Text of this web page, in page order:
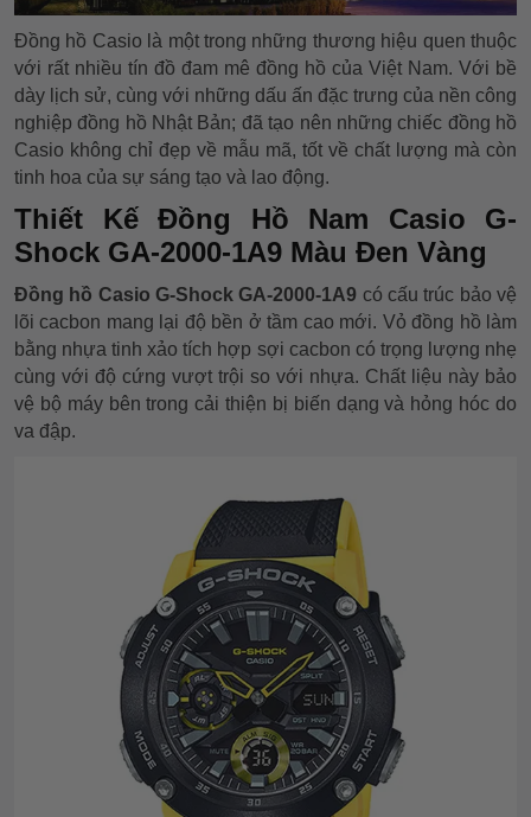
Đồng hồ Casio là một trong những thương hiệu quen thuộc
với rất nhiều tín đồ đam mê đồng hồ của Việt Nam. Với bề
dày lịch sử, cùng với những dấu ấn đặc trưng của nền công
nghiệp đồng hồ Nhật Bản; đã tạo nên những chiếc đồng hồ
Casio không chỉ đẹp về mẫu mã, tốt về chất lượng mà còn
tinh hoa của sự sáng tạo và lao động.
Thiết Kế Đồng Hồ Nam Casio G-
Shock GA-2000-1A9 Màu Đen Vàng
Đồng hồ Casio G-Shock GA-2000-1A9 có cấu trúc bảo vệ
lõi cacbon mang lại độ bền ở tầm cao mới. Vỏ đồng hồ làm
bằng nhựa tinh xảo tích hợp sợi cacbon có trọng lượng nhẹ
cùng với độ cứng vượt trội so với nhựa. Chất liệu này bảo
vệ bộ máy bên trong cải thiện bị biến dạng và hỏng hóc do
va đập.